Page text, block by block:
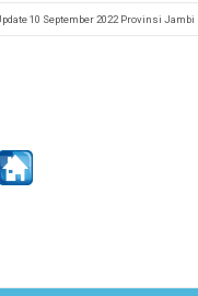
10 September 2022 Provinsi Jambi